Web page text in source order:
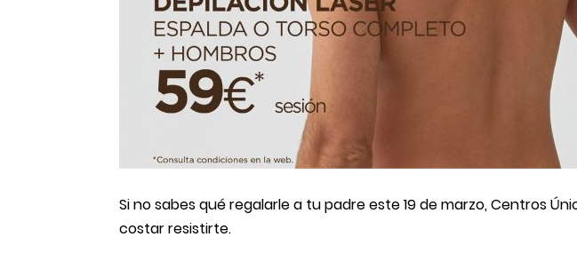
Si no sabes qué regalarle a tu padre este 19 de marzo, Centros
costar resistirte.